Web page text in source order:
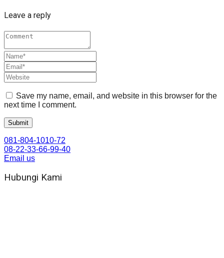
Leave a reply
Save my name, email, and website in this browser for the
next time I comment.
081-804-1010-72
08-22-33-66-99-40
Email us
Hubungi Kami